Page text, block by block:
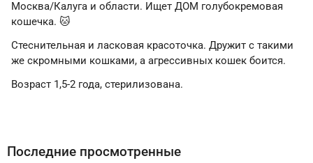
Москва/Калуга и области. Ищет ДОМ голубокремовая
кошечка. 🐱
Стеснительная и ласковая красоточка. Дружит с такими
же скромными кошками, а агрессивных кошек боится.
Возраст 1,5-2 года, стерилизована.
Последние просмотренные